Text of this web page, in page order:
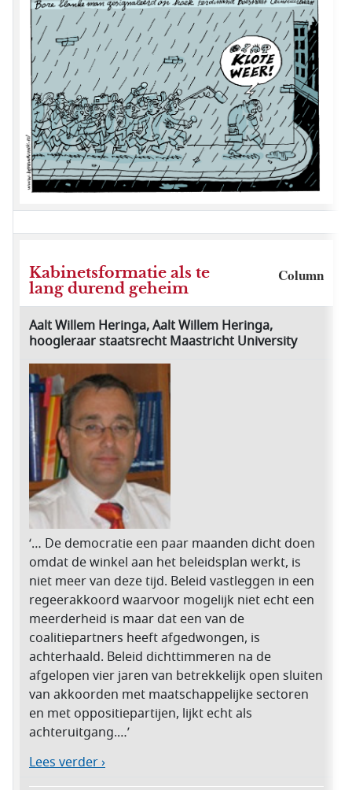
Kabinetsformatie als te
lang durend geheim
Column
Aalt Willem Heringa, Aalt Willem Heringa,
hoogleraar staatsrecht Maastricht University
‘… De democratie een paar maanden dicht doen
omdat de winkel aan het beleidsplan werkt, is
niet meer van deze tijd. Beleid vastleggen in een
regeerakkoord waarvoor mogelijk niet echt een
meerderheid is maar dat een van de
coalitiepartners heeft afgedwongen, is
achterhaald. Beleid dichttimmeren na de
afgelopen vier jaren van betrekkelijk open sluiten
van akkoorden met maatschappelijke sectoren
en met oppositiepartijen, lijkt echt als
achteruitgang.…’
Lees verder ›